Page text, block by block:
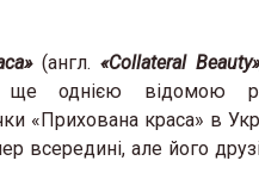
(англ.«Collateral Beauty
ще однією відомою
«Прихована краса» в
всередині, але його